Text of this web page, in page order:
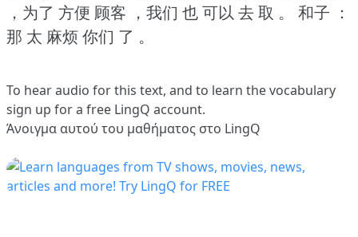
，为了 方便 顾客 ，我们 也 可以 去 取 。
和子 ：
那 太 麻烦 你们 了 。
To hear audio for this text, and to learn the vocabulary
sign up for a free LingQ account.
Άνοιγμα αυτού του μαθήματος στο LingQ